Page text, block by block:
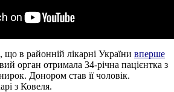
що в районній лікарні України вперше
орган отримала 34-річна пацієнтка з
Донором став її чоловік.
з Ковеля.